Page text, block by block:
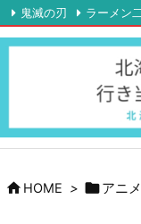
鬼滅の刃 ラーメン
Instagram
 HOME > アニメ